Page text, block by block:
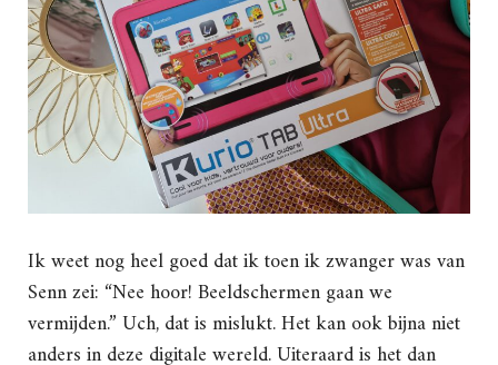
Ik weet nog heel goed dat ik toen ik zwanger was van
Senn zei: “Nee hoor! Beeldschermen gaan we
vermijden.” Uch, dat is mislukt. Het kan ook bijna niet
anders in deze digitale wereld. Uiteraard is het dan